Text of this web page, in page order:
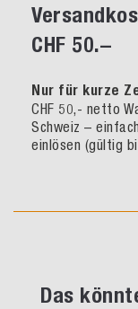
CHF 50.–
Nur für kurze
CHF 50,- netto
Schweiz –
einlösen (gültig
Das